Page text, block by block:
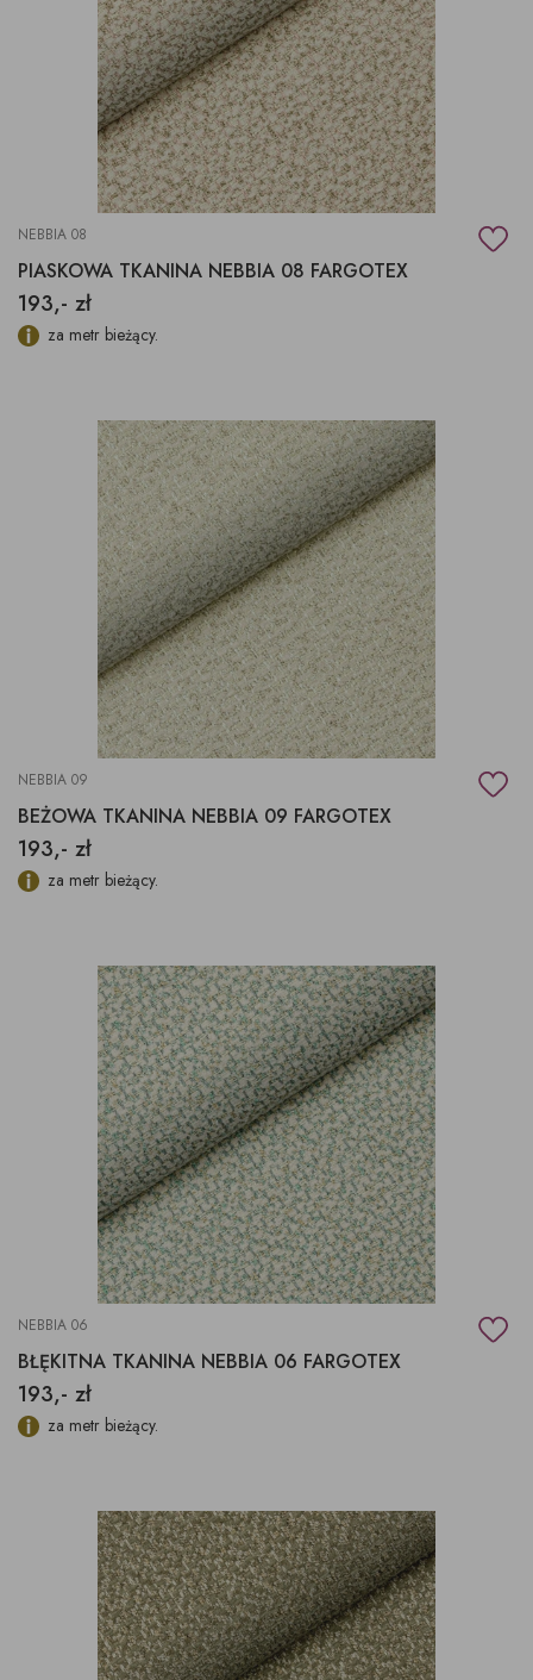
NEBBIA 08
PIASKOWA TKANINA NEBBIA 08 FARGOTEX
193,- zł
za metr bieżący.
NEBBIA 09
BEŻOWA TKANINA NEBBIA 09 FARGOTEX
193,- zł
za metr bieżący.
NEBBIA 06
BŁĘKITNA TKANINA NEBBIA 06 FARGOTEX
193,- zł
za metr bieżący.